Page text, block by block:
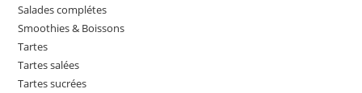
Salades complétes
Smoothies & Boissons
Tartes
Tartes salées
Tartes sucrées